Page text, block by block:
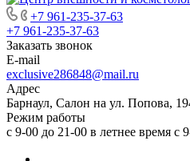
+7 961-235-37-63
+7 961-235-37-63
Заказать звонок
E-mail
exclusive286848@mail.ru
Адрес
Барнаул, Салон на ул. Попова,
Режим работы
с 9-00 до 21-00 в летнее время с